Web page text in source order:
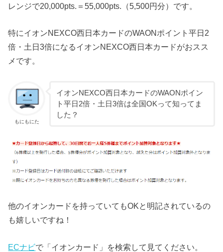
レンジで20,000pts.＝55,000pts.（5,500円分）です。
特にイオンNEXCO西日本カードのWAONポイント平日2
倍・土日3倍になるイオンNEXCO西日本カードがおスス
メです。
もにもにた
イオンNEXCO西日本カードのWAONポイン
ト平日2倍・土日3倍は全国OKって知ってま
した？
他のイオンカードを持っていてもOKと明記されているの
も嬉しいですね！
ECナビで「イオンカード」を検索して見てください。